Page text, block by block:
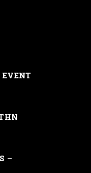
EVENT
–